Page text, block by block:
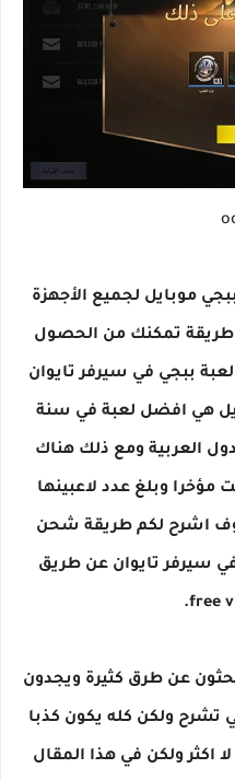
موبايل لجميع الأجهزة
طريقة تمكنك من الحصول
ببجي في سيرفر تايوان
هي افضل لعبة في سنة
الدول العربية ومع ذلك هناك
مؤخرا وبلغ عدد لاعبينها
اشرح لكم طريقة شحن
في سيرفر تايوان عن طريق
عن طرق كثيرة ويجدون
تشرح ولكن كله يكون كذبا
ولكن في هذا المقال